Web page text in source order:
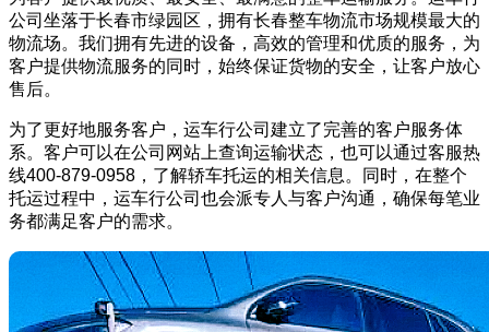
公司坐落于长春市绿园区，拥有长春整车物流市场规模最大的
物流场。我们拥有先进的设备，高效的管理和优质的服务，为
客户提供物流服务的同时，始终保证货物的安全，让客户放心
售后。
为了更好地服务客户，运车行公司建立了完善的客户服务体
系。客户可以在公司网站上查询运输状态，也可以通过客服热
线400-879-0958，了解轿车托运的相关信息。同时，在整个
托运过程中，运车行公司也会派专人与客户沟通，确保每笔业
务都满足客户的需求。